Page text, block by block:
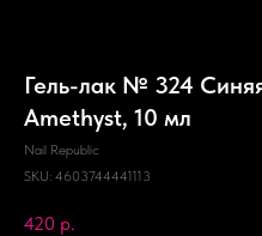
Гель-лак № 324
Amethyst, 10 мл
Nail Republic
SKU: 4603744441113
420 р.